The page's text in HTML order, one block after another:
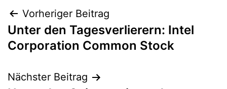
Beitragsnavigation
Vorheriger Beitrag
Unter den Tagesverlierern: Intel
Corporation Common Stock
Nächster Beitrag